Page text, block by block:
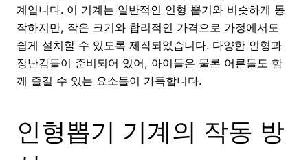
계입니다. 이 기계는 일반적인 인형 뽑기와 비슷하게 동
작하지만, 작은 크기와 합리적인 가격으로 가정에서도
쉽게 설치할 수 있도록 제작되었습니다. 다양한 인형과
장난감들이 준비되어 있어, 아이들은 물론 어른들도 함
께 즐길 수 있는 요소들이 가득합니다.
인형뽑기 기계의 작동 방